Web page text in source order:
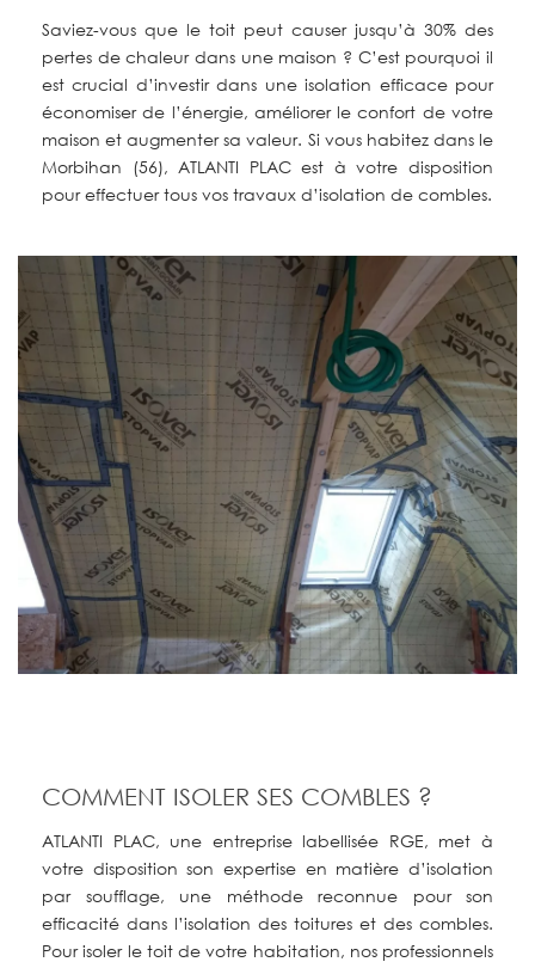
Saviez-vous que le toit peut causer jusqu’à 30% des
pertes de chaleur dans une maison ? C’est pourquoi il
est crucial d’investir dans une isolation efficace pour
économiser de l’énergie, améliorer le confort de votre
maison et augmenter sa valeur. Si vous habitez dans le
Morbihan (56), ATLANTI PLAC est à votre disposition
pour effectuer tous vos travaux d’isolation de combles.
COMMENT ISOLER SES COMBLES ?
ATLANTI PLAC, une entreprise labellisée RGE, met à
votre disposition son expertise en matière d’isolation
par soufflage, une méthode reconnue pour son
efficacité dans l’isolation des toitures et des combles.
Pour isoler le toit de votre habitation, nos professionnels